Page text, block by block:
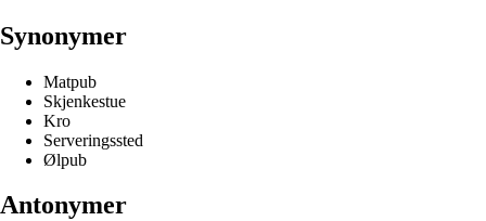
Synonymer
Matpub
Skjenkestue
Kro
Serveringssted
Ølpub
Antonymer